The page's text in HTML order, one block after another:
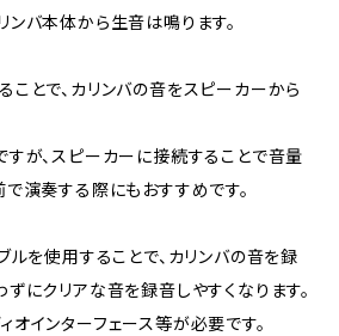
バ本体から生音は鳴ります。
とで、カリンバの音をスピーカーから
すが、スピーカーに接続することで音量
演奏する際にもおすすめです。
を使用することで、カリンバの音を録
にクリアな音を録音しやすくなります。
インターフェース等が必要です。